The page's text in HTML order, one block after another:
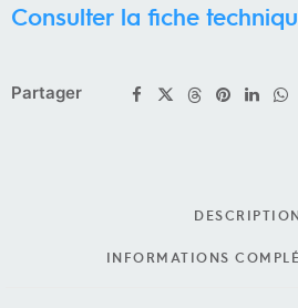
Consulter la fiche
Partager
INFORMATIONS